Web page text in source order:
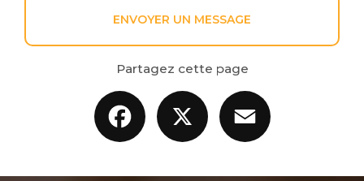
ENVOYER UN MESSAGE
Partagez cette page
Facebook